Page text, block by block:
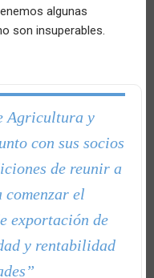
algunas
son insuperables.
Agricultura y
con sus socios
de reunir a
comenzar el
exportación de
y rentabilidad